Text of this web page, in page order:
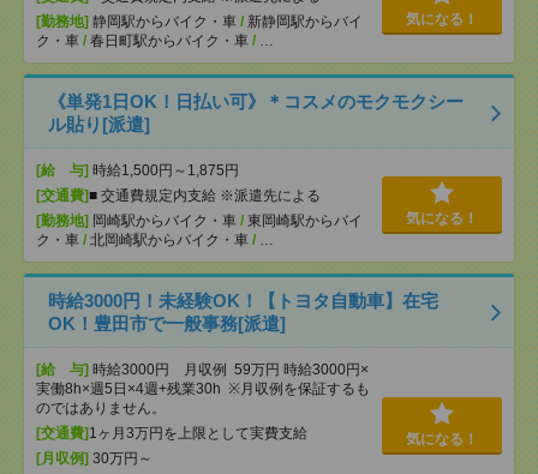
[勤務地] 静岡駅からバイク・車 / 新静岡駅からバイ
ク・車 / 春日町駅からバイク・車 / …
気になる！
《単発1日OK！日払い可》＊コスメのモクモクシー
ル貼り[派遣]
[給 与] 時給1,500円～1,875円
[交通費]■ 交通費規定内支給 ※派遣先による
[勤務地] 岡崎駅からバイク・車 / 東岡崎駅からバイ
ク・車 / 北岡崎駅からバイク・車 / …
気になる！
時給3000円！未経験OK！【トヨタ自動車】在宅
OK！豊田市で一般事務[派遣]
[給 与] 時給3000円 月収例 59万円 時給3000円×
実働8h×週5日×4週+残業30h ※月収例を保証するも
のではありません。
[交通費] 1ヶ月3万円を上限として実費支給
[月収例] 30万円～
気になる！